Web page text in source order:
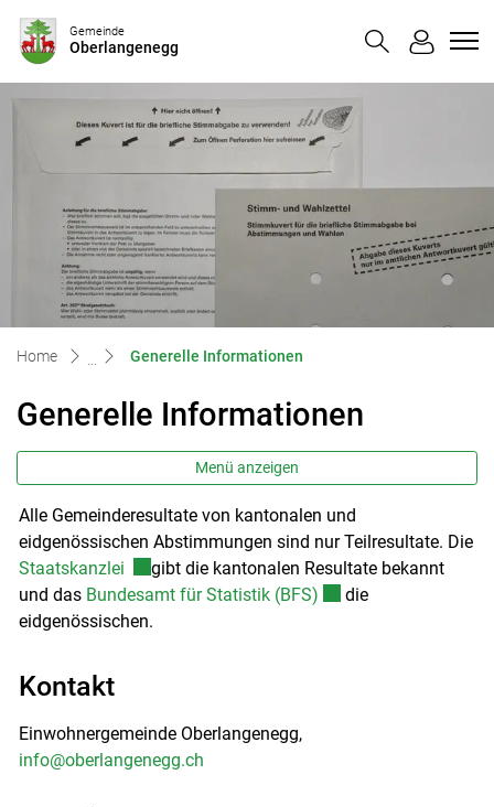
Gemeinde
Oberlangenegg
Home Generelle Informationen
Generelle Informationen
Menü anzeigen
Alle Gemeinderesultate von kantonalen und
eidgenössischen Abstimmungen sind nur Teilresultate. Die
Staatskanzlei
Externer Link wird in einem neuen Fenster
gibt die kantonalen Resultate bekannt
und das Bundesamt für Statistik (BFS) Externer Link wird in
die
eidgenössischen.
Kontakt
Einwohnergemeinde Oberlangenegg,
info@oberlangenegg.ch